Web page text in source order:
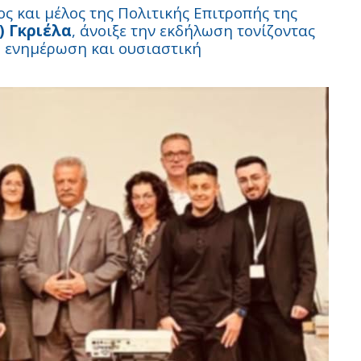
και μέλος της Πολιτικής Επιτροπής της
, άνοιξε την εκδήλωση τονίζοντας
και ουσιαστική